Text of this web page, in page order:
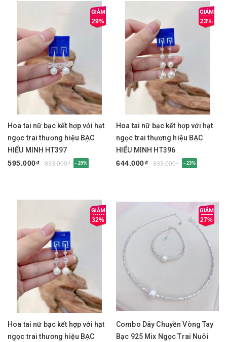
29%
Hoa tai nữ bạc kết hợp với hạt
ngọc trai thương hiệu BẠC
HIỂU MINH HT397
595.000₫
833.000₫ - 29%
23%
Hoa tai nữ bạc kết hợp với hạt
ngọc trai thương hiệu BẠC
HIỂU MINH HT396
644.000₫
833.000₫ - 23%
32%
Hoa tai nữ bạc kết hợp với hạt
ngọc trai thương hiệu BẠC
27%
Combo Dây Chuyền Vòng Tay
Bạc 925 Mix Ngọc Trai Nuôi